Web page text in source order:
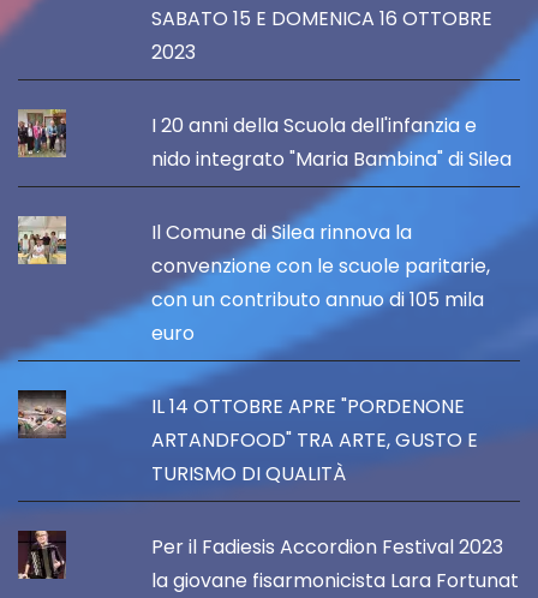
SABATO 15 E DOMENICA 16 OTTOBRE
2023
I 20 anni della Scuola dell'infanzia e
nido integrato "Maria Bambina" di Silea
Il Comune di Silea rinnova la
convenzione con le scuole paritarie,
con un contributo annuo di 105 mila
euro
IL 14 OTTOBRE APRE "PORDENONE
ARTANDFOOD" TRA ARTE, GUSTO E
TURISMO DI QUALITÀ
Per il Fadiesis Accordion Festival 2023
la giovane fisarmonicista Lara Fortunat